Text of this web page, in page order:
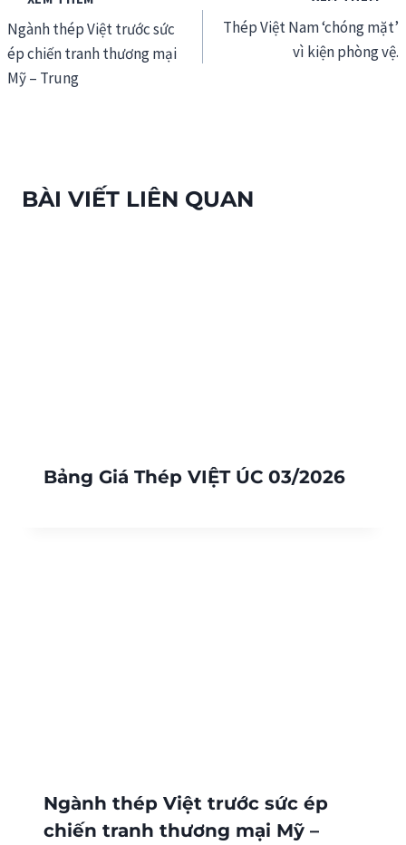
hướng
bài
Ngành thép Việt trước sức
ép chiến tranh thương mại
Mỹ – Trung
Thép Việt Nam ‘chóng mặt’
vì kiện phòng vệ.
BÀI VIẾT LIÊN QUAN
Bảng Giá Thép VIỆT ÚC 03/2026
Ngành thép Việt trước sức ép
chiến tranh thương mại Mỹ –